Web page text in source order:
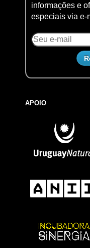
informações e
especiais via e-
APOIO